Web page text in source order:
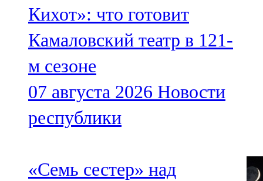
Кихот»: что готовит
Камаловский театр в 121-
м сезоне
07 августа 2026 Новости
республики
«Семь сестер» над